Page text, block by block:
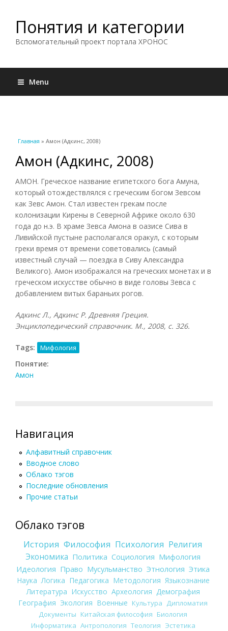
Понятия и категории
Вспомогательный проект портала ХРОНОС
Menu
Вы здесь
Главная » Амон (Адкинс, 2008)
Амон (Адкинс, 2008)
АМОН. Греческое название египетского бога Амуна,
который отождествлялся с греческим богом Зевсом
как Зевс Амон. Стал известен грекам после
колонизации Кирены в Северной Африке около 630
года до н.э. В храме Зевса Амона в оазисе Сива в
Ливийской пустыне располагался оракул, с которым
греки время от времени советовались (самый
известный случай — поездка в Сиву Александра
Великого). Амон изображался на греческих монетах и в
греческом искусстве обычно в виде головы Зевса с
добавлением витых бараньих рогов.
Адкинс Л., Адкинс Р. Древняя Греция.
Энциклопедический справочник. М., 2008, с. 326.
Tags: Мифология
Понятие:
Амон
Навигация
Алфавитный справочник
Вводное слово
Облако тэгов
Последние обновления
Прочие статьи
Облако тэгов
История Философия Психология Религия
Экономика Политика Социология Мифология
Идеология Право Мусульманство Этнология Этика
Наука Логика Педагогика Методология Языкознание
Литература Искусство Археология Демография
География Экология Военные Культура
Дипломатия
Документы Китайская философия Биология
Информатика Антропология Теология Эстетика